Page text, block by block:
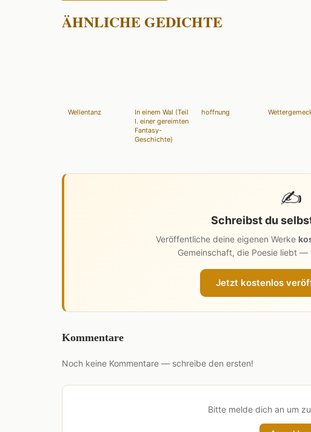
ÄHNLICHE GEDICHTE
Wellentanz
In einem Wal (Teil
I. einer gereimten
Fantasy-
Geschichte)
hoffnung
✍️
Schreibst du
Veröffentliche deine eigenen Werke
Gemeinschaft, die Poesie liebt —
Jetzt kostenlos
Kommentare
Noch keine Kommentare — schreibe den ersten!
Bitte melde dich an um